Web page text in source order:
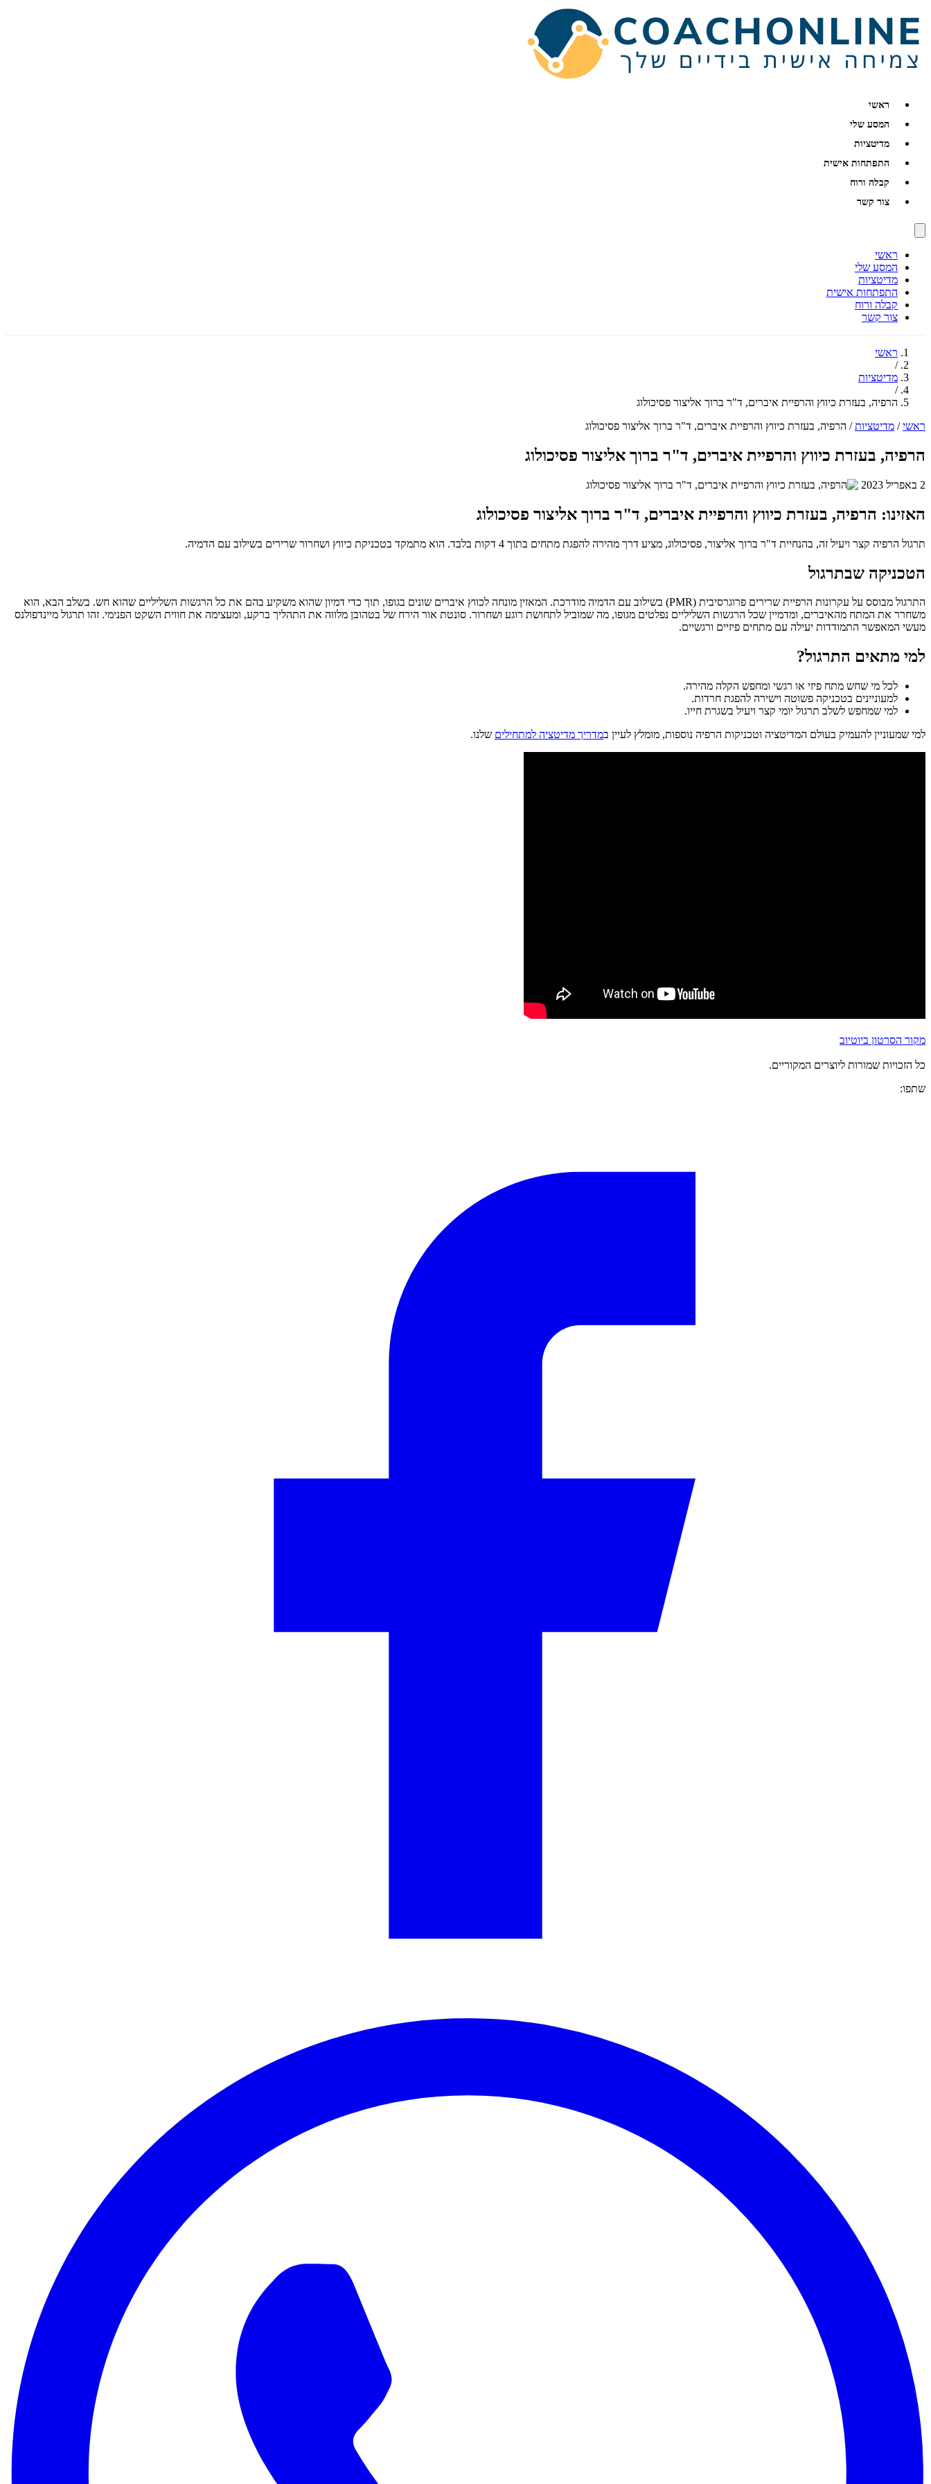
ראשי
המסע שלי
מדיטציות
התפתחות אישית
קבלה ורוח
צור קשר
ראשי
המסע שלי
מדיטציות
התפתחות אישית
קבלה ורוח
צור קשר
ראשי
/
מדיטציות
/
הרפיה, בעזרת כיווץ והרפיית איברים, ד"ר ברוך אליצור פסיכולוג
ראשי / מדיטציות / הרפיה, בעזרת כיווץ והרפיית איברים, ד"ר ברוך אליצור פסיכולוג
הרפיה, בעזרת כיווץ והרפיית איברים, ד"ר ברוך אליצור פסיכולוג
2 באפריל 2023
האזינו: הרפיה, בעזרת כיווץ והרפיית איברים, ד"ר ברוך אליצור פסיכולוג
תרגול הרפיה קצר ויעיל זה, בהנחיית ד"ר ברוך אליצור, פסיכולוג, מציע דרך מהירה להפגת מתחים בתוך 4 דקות בלבד. הוא מתמקד בטכניקת כיווץ ושחרור שרירים בשילוב עם הדמיה.
הטכניקה שבתרגול
התרגול מבוסס על עקרונות הרפיית שרירים פרוגרסיבית (PMR) בשילוב עם הדמיה מודרכת. המאזין מונחה לכווץ איברים שונים בגופו, תוך כדי דמיון שהוא משקיע בהם את כל הרגשות השליליים שהוא חש. בשלב הבא, הוא
משחרר את המתח מהאיברים, ומדמיין שכל הרגשות השליליים נפלטים מגופו, מה שמוביל לתחושת רוגע ושחרור. סונטת אור הירח של בטהובן מלווה את התהליך ברקע, ומעצימה את חווית השקט הפנימי. זהו תרגול מיינדפולנס
מעשי המאפשר התמודדות יעילה עם מתחים פיזיים ורגשיים.
למי מתאים התרגול?
לכל מי שחש מתח פיזי או רגשי ומחפש הקלה מהירה.
למעוניינים בטכניקה פשוטה וישירה להפגת חרדות.
למי שמחפש לשלב תרגול יומי קצר ויעיל בשגרת חייו.
למי שמעוניין להעמיק בעולם המדיטציה וטכניקות הרפיה נוספות, מומלץ לעיין במדריך מדיטציה למתחילים שלנו.
מקור הסרטון ביוטיוב
כל הזכויות שמורות ליוצרים המקוריים.
שתפו: